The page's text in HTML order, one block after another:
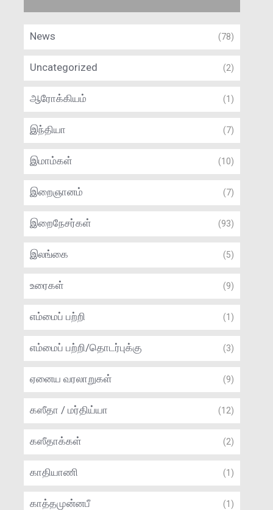
News (78)
Uncategorized (2)
ஆரோக்கியம் (1)
இந்தியா (7)
இமாம்கள் (10)
இறைஞானம் (7)
இறைநேசர்கள் (93)
இலங்கை (5)
உரைகள் (9)
எம்மைப் பற்றி (1)
எம்மைப் பற்றி/தொடர்புக்கு (3)
ஏனைய வரலாறுகள் (9)
கஸீதா / மர்திய்யா (12)
கஸீதாக்கள் (2)
காதியாணி (1)
காத்தமுன்னபீ (1)